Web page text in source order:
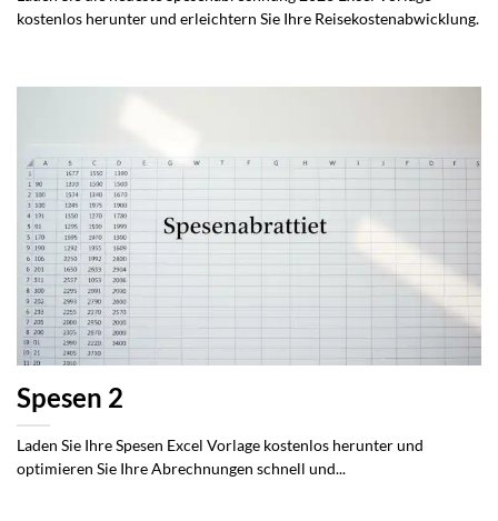
kostenlos herunter und erleichtern Sie Ihre Reisekostenabwicklung.
Spesen 2
Laden Sie Ihre Spesen Excel Vorlage kostenlos herunter und
optimieren Sie Ihre Abrechnungen schnell und...